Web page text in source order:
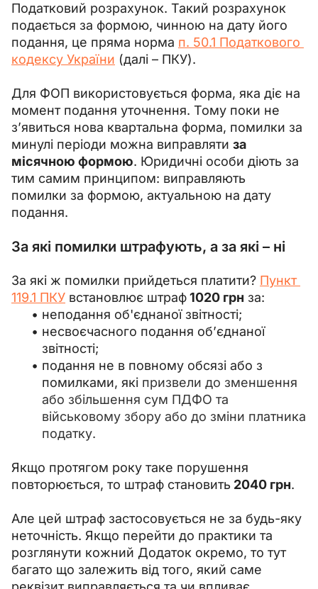
Податковий розрахунок. Такий розрахунок
подається за формою, чинною на дату його
подання, це пряма норма п. 50.1 Податкового
кодексу України (далі – ПКУ).
Для ФОП використовується форма, яка діє на
момент подання уточнення. Тому поки не
з’явиться нова квартальна форма, помилки за
минулі періоди можна виправляти за
місячною формою. Юридичні особи діють за
тим самим принципом: виправляють
помилки за формою, актуальною на дату
подання.
За які помилки штрафують, а за які – ні
За які ж помилки прийдеться платити? Пункт
119.1 ПКУ встановлює штраф 1020 грн за:
неподання об'єднаної звітності;
несвоєчасного подання об’єднаної
звітності;
подання не в повному обсязі або з
помилками, які призвели до зменшення
або збільшення сум ПДФО та
військовому збору або до зміни платника
податку.
Якщо протягом року таке порушення
повторюється, то штраф становить 2040 грн.
Але цей штраф застосовується не за будь-яку
неточність. Якщо перейти до практики та
розглянути кожний Додаток окремо, то тут
багато що залежить від того, який саме